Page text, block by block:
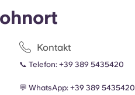
Kontakt
📞 Telefon:+39 389 5435420
💬 WhatsApp:+39 389 5435420